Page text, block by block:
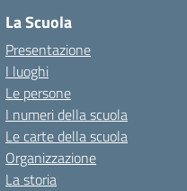
La Scuola
Presentazione
I luoghi
Le persone
I numeri della scuola
Le carte della scuola
Organizzazione
La storia